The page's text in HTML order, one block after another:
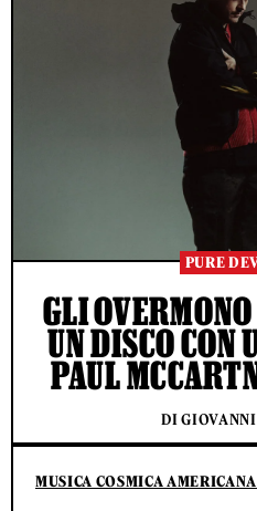
MUSICA COSMICA AMERICANA
PURE
GLI
UN DISCO CON
PAUL
DI